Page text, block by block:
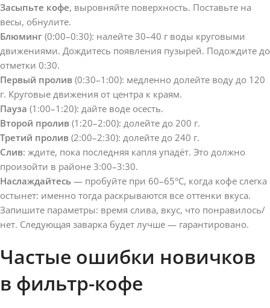
Засыпьте кофе, выровняйте поверхность. Поставьте на
весы, обнулите.
Блюминг (0:00–0:30): налейте 30–40 г воды круговыми
движениями. Дождитесь появления пузырей. Подождите до
отметки 0:30.
Первый пролив (0:30–1:00): медленно долейте воду до 120
г. Круговые движения от центра к краям.
Пауза (1:00–1:20): дайте воде осесть.
Второй пролив (1:20–2:00): долейте до 200 г.
Третий пролив (2:00–2:30): долейте до 240 г.
Слив: ждите, пока последняя капля упадёт. Это должно
произойти в районе 3:00–3:30.
Наслаждайтесь — пробуйте при 60–65°C, когда кофе слегка
остынет: именно тогда раскрываются все оттенки вкуса.
Запишите параметры: время слива, вкус, что понравилось/
нет. Следующая заварка будет лучше — гарантировано.
Частые ошибки новичков
в фильтр-кофе